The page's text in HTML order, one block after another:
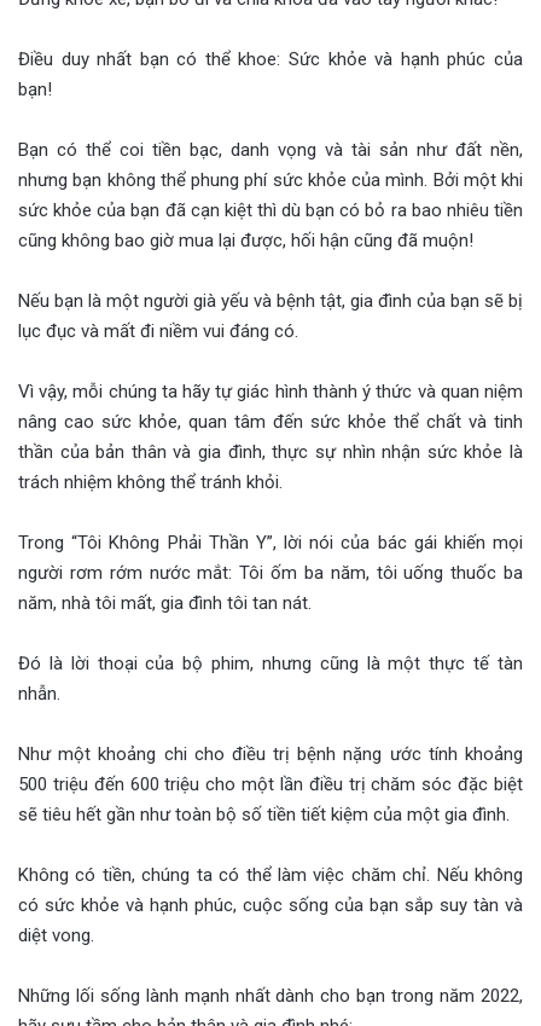
Điều duy nhất bạn có thể khoe: Sức khỏe và hạnh phúc của
bạn!
Bạn có thể coi tiền bạc, danh vọng và tài sản như đất nền,
nhưng bạn không thể phung phí sức khỏe của mình. Bởi một khi
sức khỏe của bạn đã cạn kiệt thì dù bạn có bỏ ra bao nhiêu tiền
cũng không bao giờ mua lại được, hối hận cũng đã muộn!
Nếu bạn là một người già yếu và bệnh tật, gia đình của bạn sẽ bị
lục đục và mất đi niềm vui đáng có.
Vì vậy, mỗi chúng ta hãy tự giác hình thành ý thức và quan niệm
nâng cao sức khỏe, quan tâm đến sức khỏe thể chất và tinh
thần của bản thân và gia đình, thực sự nhìn nhận sức khỏe là
trách nhiệm không thể tránh khỏi.
Trong “Tôi Không Phải Thần Y”, lời nói của bác gái khiến mọi
người rơm rớm nước mắt: Tôi ốm ba năm, tôi uống thuốc ba
năm, nhà tôi mất, gia đình tôi tan nát.
Đó là lời thoại của bộ phim, nhưng cũng là một thực tế tàn
nhẫn.
Như một khoảng chi cho điều trị bệnh nặng ước tính khoảng
500 triệu đến 600 triệu cho một lần điều trị chăm sóc đặc biệt
sẽ tiêu hết gần như toàn bộ số tiền tiết kiệm của một gia đình.
Không có tiền, chúng ta có thể làm việc chăm chỉ. Nếu không
có sức khỏe và hạnh phúc, cuộc sống của bạn sắp suy tàn và
diệt vong.
Những lối sống lành mạnh nhất dành cho bạn trong năm 2022,